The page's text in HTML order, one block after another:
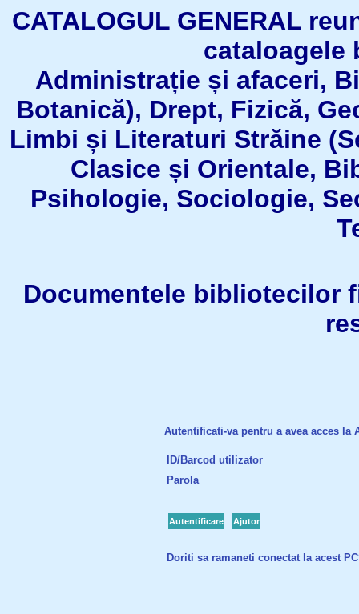
CATALOGUL GENERAL
Administrație și afaceri,
Botanică), Drept, Fizică,
Limbi și Literaturi Străine
Clasice și Orientale,
Psihologie, Sociologie,
Documentele bibliotecilor
Autentificati-va pentru a avea acces
ID/Barcod utilizator
Parola
Autentificare Ajutor
Doriti sa ramaneti conectat la acest